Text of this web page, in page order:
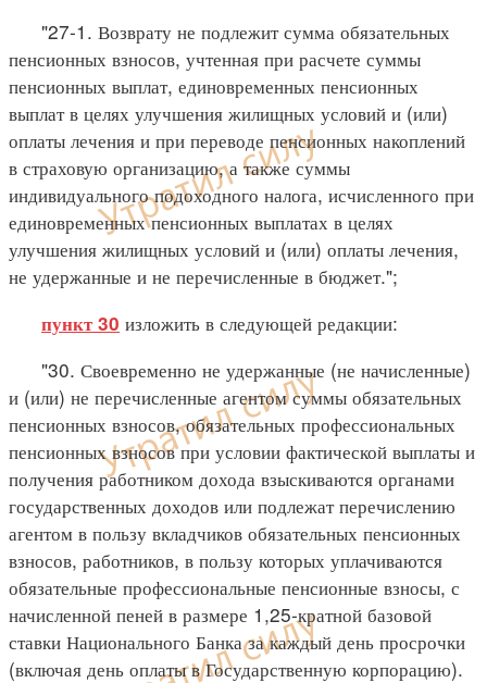
"27-1. Возврату не подлежит сумма обязательных
пенсионных взносов, учтенная при расчете суммы
пенсионных выплат, единовременных пенсионных
выплат в целях улучшения жилищных условий и (или)
оплаты лечения и при переводе пенсионных накоплений
в страховую организацию, а также суммы
индивидуального подоходного налога, исчисленного при
единовременных пенсионных выплатах в целях
улучшения жилищных условий и (или) оплаты лечения,
не удержанные и не перечисленные в бюджет.";
пункт 30 изложить в следующей редакции:
"30. Своевременно не удержанные (не начисленные)
и (или) не перечисленные агентом суммы обязательных
пенсионных взносов, обязательных профессиональных
пенсионных взносов при условии фактической выплаты и
получения работником дохода взыскиваются органами
государственных доходов или подлежат перечислению
агентом в пользу вкладчиков обязательных пенсионных
взносов, работников, в пользу которых уплачиваются
обязательные профессиональные пенсионные взносы, с
начисленной пеней в размере 1,25-кратной базовой
ставки Национального Банка за каждый день просрочки
(включая день оплаты в Государственную корпорацию).